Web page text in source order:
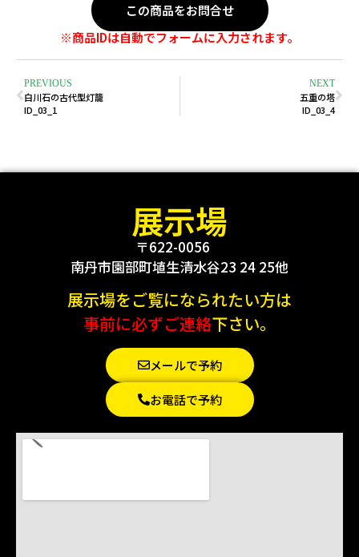
この商品をお問合せ
※商品IDは自動でフォームに入力されます。
PREVIOUS
白川石の古代型灯籠
ID_03_1
NEXT
五重の塔
ID_03_4
展示場
〒622-0056
南丹市園部町埴生清水谷23 24 25他
展示場をご覧になられたい方は
事前に必ずご連絡下さい。
メールで予約
お電話で予約